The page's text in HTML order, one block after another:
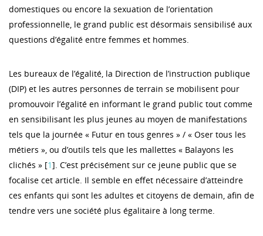
domestiques ou encore la sexuation de l’orientation
professionnelle, le grand public est désormais sensibilisé aux
questions d’égalité entre femmes et hommes.
Les bureaux de l’égalité, la Direction de l’instruction publique
(DIP) et les autres personnes de terrain se mobilisent pour
promouvoir l’égalité en informant le grand public tout comme
en sensibilisant les plus jeunes au moyen de manifestations
tels que la journée « Futur en tous genres » / « Oser tous les
métiers », ou d’outils tels que les mallettes « Balayons les
clichés » [1]. C’est précisément sur ce jeune public que se
focalise cet article. Il semble en effet nécessaire d’atteindre
ces enfants qui sont les adultes et citoyens de demain, afin de
tendre vers une société plus égalitaire à long terme.